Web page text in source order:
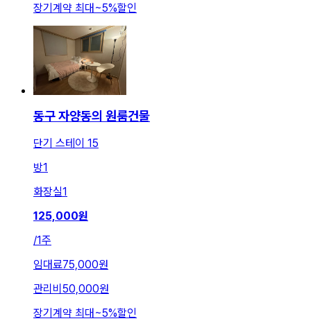
장기계약 최대~5%할인
동구 자양동의 원룸건물
단기 스테이 15
방1
화장실1
125,000원
/1주
임대료75,000원
관리비 50,000원
장기계약 최대 ~5%할인